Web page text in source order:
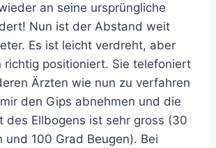
an seine ursprüngliche
Nun ist der Abstand weit
Es ist leicht verdreht, aber
richtig positioniert. Sie telefoniert
Ärzten wie nun zu verfahren
den Gips abnehmen und die
des Ellbogens ist sehr gross (30
und 100 Grad Beugen). Bei